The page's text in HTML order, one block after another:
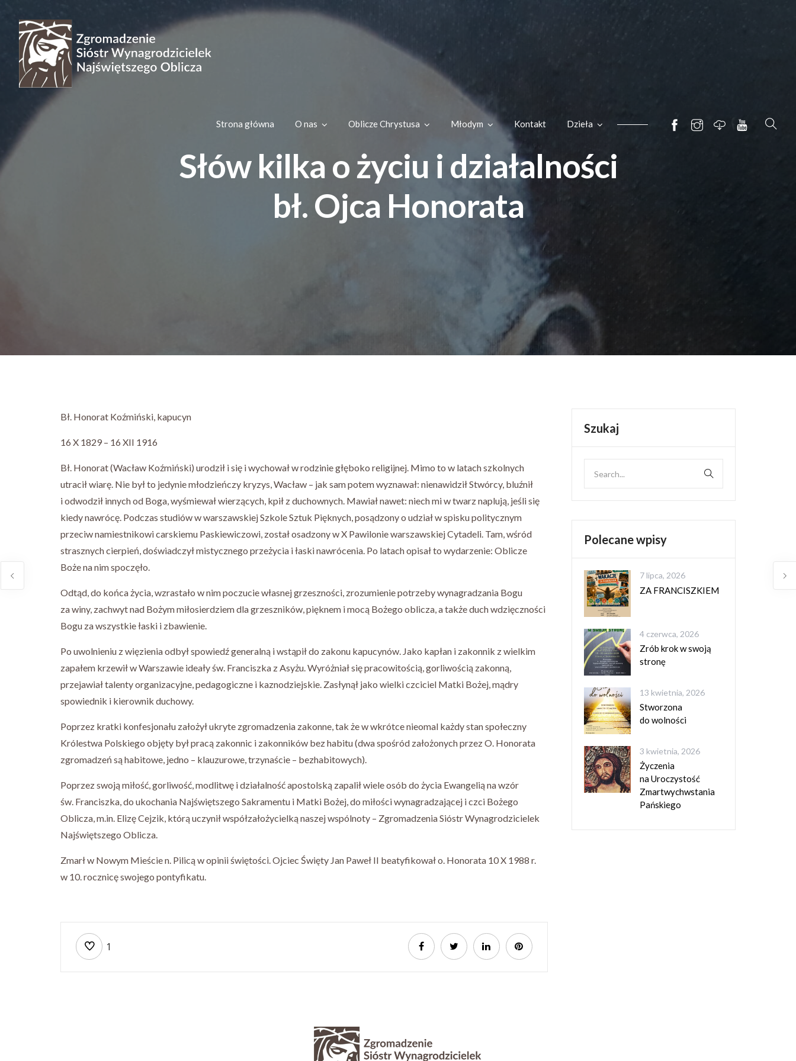
Strona główna O nas Oblicze Chrystusa Młodym Kontakt Dzieła
Słów kilka o życiu i działalności
bł. Ojca Honorata
Bł. Honorat Koźmiński, kapucyn
16 X 1829 – 16 XII 1916
Bł. Honorat (Wacław Koźmiński) urodził i się i wychował w rodzinie głęboko religijnej. Mimo to w latach szkolnych
utracił wiarę. Nie był to jedynie młodzieńczy kryzys, Wacław – jak sam potem wyznawał: nienawidził Stwórcy, bluźnił
i odwodził innych od Boga, wyśmiewał wierzących, kpił z duchownych. Mawiał nawet: niech mi w twarz naplują, jeśli się
kiedy nawrócę. Podczas studiów w warszawskiej Szkole Sztuk Pięknych, posądzony o udział w spisku politycznym
przeciw namiestnikowi carskiemu Paskiewiczowi, został osadzony w X Pawilonie warszawskiej Cytadeli. Tam, wśród
strasznych cierpień, doświadczył mistycznego przeżycia i łaski nawrócenia. Po latach opisał to wydarzenie: Oblicze
Boże na nim spoczęło.
Odtąd, do końca życia, wzrastało w nim poczucie własnej grzeszności, zrozumienie potrzeby wynagradzania Bogu
za winy, zachwyt nad Bożym miłosierdziem dla grzeszników, pięknem i mocą Bożego oblicza, a także duch wdzięczności
Bogu za wszystkie łaski i zbawienie.
Po uwolnieniu z więzienia odbył spowiedź generalną i wstąpił do zakonu kapucynów. Jako kapłan i zakonnik z wielkim
zapałem krzewił w Warszawie ideały św. Franciszka z Asyżu. Wyróżniał się pracowitością, gorliwością zakonną,
przejawiał talenty organizacyjne, pedagogiczne i kaznodziejskie. Zasłynął jako wielki czciciel Matki Bożej, mądry
spowiednik i kierownik duchowy.
Poprzez kratki konfesjonału założył ukryte zgromadzenia zakonne, tak że w wkrótce nieomal każdy stan społeczny
Królestwa Polskiego objęty był pracą zakonnic i zakonników bez habitu (dwa spośród założonych przez O. Honorata
zgromadzeń są habitowe, jedno – klauzurowe, trzynaście – bezhabitowych).
Poprzez swoją miłość, gorliwość, modlitwę i działalność apostolską zapalił wiele osób do życia Ewangelią na wzór
św. Franciszka, do ukochania Najświętszego Sakramentu i Matki Bożej, do miłości wynagradzającej i czci Bożego
Oblicza, m.in. Elizę Cejzik, którą uczynił współzałożycielką naszej wspólnoty – Zgromadzenia Sióstr Wynagrodzicielek
Najświętszego Oblicza.
Zmarł w Nowym Mieście n. Pilicą w opinii świętości. Ojciec Święty Jan Paweł II beatyfikował o. Honorata 10 X 1988 r.
w 10. rocznicę swojego pontyfikatu.
1
Szukaj
Polecane wpisy
7 lipca, 2026
ZA FRANCISZKIEM
4 czerwca, 2026
Zrób krok w swoją
stronę
13 kwietnia, 2026
Stworzona
do wolności
3 kwietnia, 2026
Życzenia
na Uroczystość
Zmartwychwstania
Pańskiego